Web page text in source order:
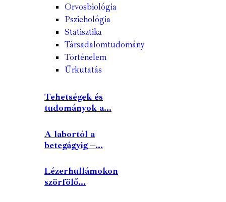
Orvosbiológia
Pszichológia
Statisztika
Társadalomtudomány
Történelem
Űrkutatás
Tehetségek és
tudományok a...
A labortól a
betegágyig –...
Lézerhullámokon
szörfölő...